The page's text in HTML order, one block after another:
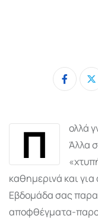
Π
ολλά
Άλλα
καθημερινά και
Εβδομάδα σας
αποφθέγματα-